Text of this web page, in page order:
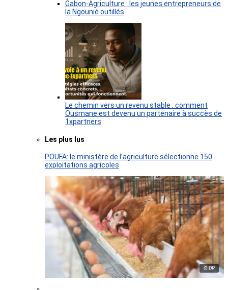
Gabon-Agriculture : les jeunes entrepreneurs de
la Ngounié outillés
Le chemin vers un revenu stable : comment
Ousmane est devenu un partenaire à succès de
1xpartners
Les plus lus
POUFA: le ministère de l’agriculture sélectionne 150
exploitations agricoles
© DR